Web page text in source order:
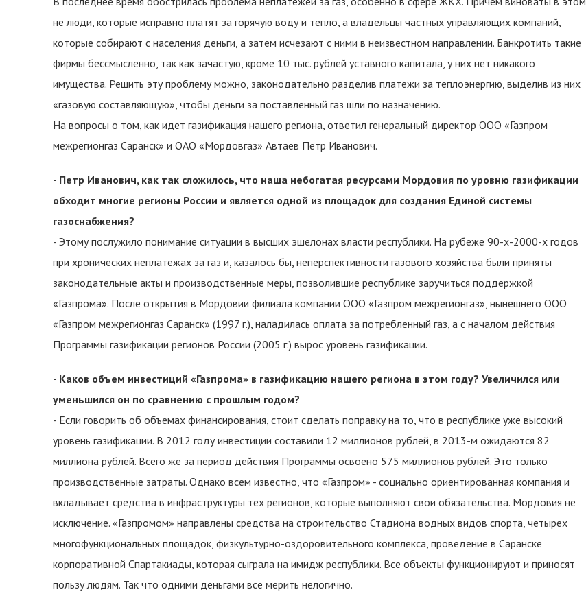
не люди, которые исправно платят за горячую воду и тепло, а владельцы частных управляющих компаний,
которые собирают с населения деньги, а затем исчезают с ними в неизвестном направлении. Банкротить такие
фирмы бессмысленно, так как зачастую, кроме 10 тыс. рублей уставного капитала, у них нет никакого
имущества. Решить эту проблему можно, законодательно разделив платежи за теплоэнергию, выделив из них
«газовую составляющую», чтобы деньги за поставленный газ шли по назначению.
На вопросы о том, как идет газификация нашего региона, ответил генеральный директор ООО «Газпром
межрегионгаз Саранск» и ОАО «Мордовгаз» Автаев Петр Иванович.
- Петр Иванович, как так сложилось, что наша небогатая ресурсами Мордовия по уровню газификации
обходит многие регионы России и является одной из площадок для создания Единой системы
газоснабжения?
- Этому послужило понимание ситуации в высших эшелонах власти республики. На рубеже 90-х-2000-х годов
при хронических неплатежах за газ и, казалось бы, неперспективности газового хозяйства были приняты
законодательные акты и производственные меры, позволившие республике заручиться поддержкой
«Газпрома». После открытия в Мордовии филиала компании ООО «Газпром межрегионгаз», нынешнего ООО
«Газпром межрегионгаз Саранск» (1997 г.), наладилась оплата за потребленный газ, а с началом действия
Программы газификации регионов России (2005 г.) вырос уровень газификации.
- Каков объем инвестиций «Газпрома» в газификацию нашего региона в этом году? Увеличился или
уменьшился он по сравнению с прошлым годом?
- Если говорить об объемах финансирования, стоит сделать поправку на то, что в республике уже высокий
уровень газификации. В 2012 году инвестиции составили 12 миллионов рублей, в 2013-м ожидаются 82
миллиона рублей. Всего же за период действия Программы освоено 575 миллионов рублей. Это только
производственные затраты. Однако всем известно, что «Газпром» - социально ориентированная компания и
вкладывает средства в инфраструктуры тех регионов, которые выполняют свои обязательства. Мордовия не
исключение. «Газпромом» направлены средства на строительство Стадиона водных видов спорта, четырех
многофункциональных площадок, физкультурно-оздоровительного комплекса, проведение в Саранске
корпоративной Спартакиады, которая сыграла на имидж республики. Все объекты функционируют и приносят
пользу людям. Так что одними деньгами все мерить нелогично.